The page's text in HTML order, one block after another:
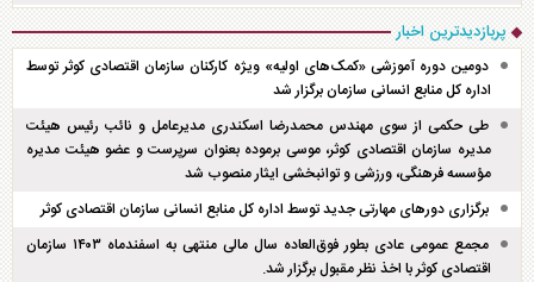
پربازدیدترین اخبار
دومین دوره آموزشی «کمک‌های اولیه» ویژه کارکنان سازمان اقتصادی کوثر توسط
اداره کل منابع انسانی سازمان برگزار شد
طی حکمی از سوی مهندس محمدرضا اسکندری مدیرعامل و نائب رئیس هیئت
مدیره سازمان اقتصادی کوثر، موسی برموده بعنوان سرپرست و عضو هیئت مدیره
مؤسسه فرهنگی، ورزشی و توانبخشی ایثار منصوب شد
برگزاری دور‌های مهارتی جدید توسط اداره کل منابع انسانی سازمان اقتصادی کوثر
مجمع عمومی عادی بطور فوق‌العاده سال مالی منتهی به اسفند‌ماه ۱۴۰۳ سازمان
اقتصادی کوثر با اخذ نظر مقبول برگزار شد.